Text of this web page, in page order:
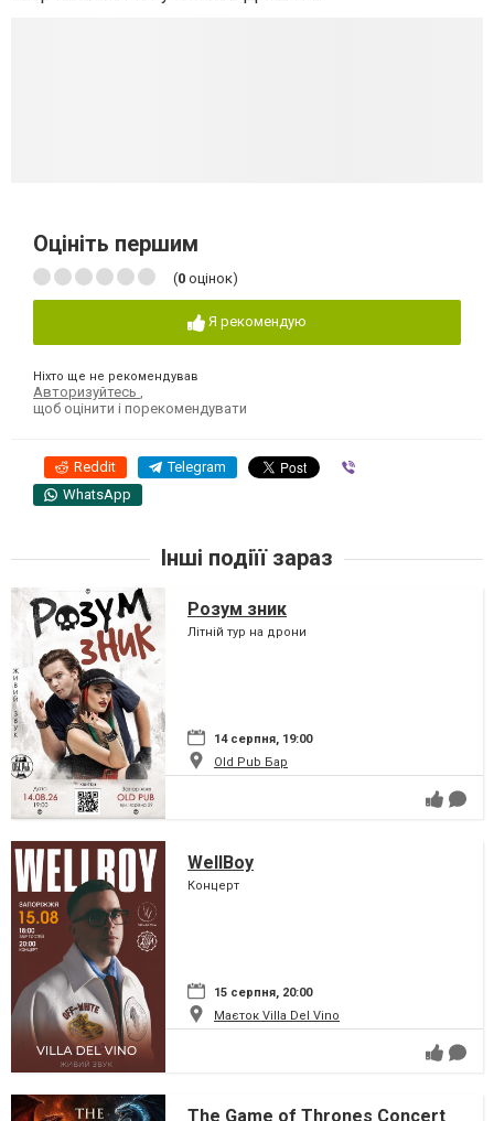
Оцініть першим
(0 оцінок)
Я рекомендую
Ніхто ще не рекомендував
Авторизуйтесь
щоб оцінити і порекомендувати
Reddit Telegram
WhatsApp
Інші подіїї зараз
Розум зник
Літній тур на дрони
14 серпня, 19:00
Old Pub Бар
WellBoy
Концерт
15 серпня, 20:00
Маєток Villa Del Vino
The Game of Thrones Concert